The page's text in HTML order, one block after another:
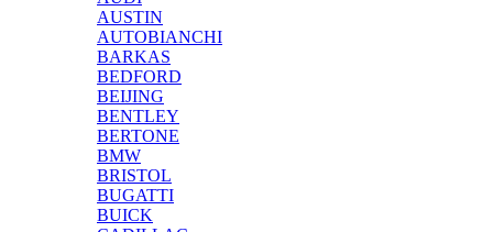
AUSTIN
AUTOBIANCHI
BARKAS
BEDFORD
BEIJING
BENTLEY
BERTONE
BMW
BRISTOL
BUGATTI
BUICK